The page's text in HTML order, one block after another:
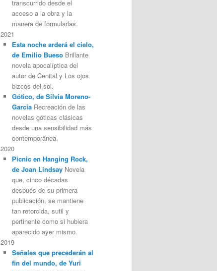
transcurrido desde el
acceso a la obra y la
manera de formularlas.
2021
Esta noche arderá el cielo,
de Emilio BuesoBrillante
novela apocalíptica del
autor de Cenital y Los ojos
bizcos del sol.
Gótico, de Silvia Moreno-
GarcíaRecreación de las
novelas góticas clásicas
desde una sensibilidad más
contemporánea.
2020
Picnic en Hanging Rock,
de Joan LindsayNovela
que, cinco décadas
después de su primera
publicación, se mantiene
tan retorcida, sutil y
pertinente como si hubiera
aparecido ayer mismo.
2019
Señales que precederán al
fin del mundo, de Yuri